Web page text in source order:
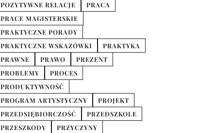
POZYTYWNE RELACJE
PRACA
PRACE MAGISTERSKIE
PRAKTYCZNE PORADY
PRAKTYCZNE WSKAZÓWKI
PRAKTYKA
PRAWNE
PRAWO
PREZENT
PROBLEMY
PROCES
PRODUKTYWNOŚĆ
PROGRAM ARTYSTYCZNY
PROJEKT
PRZEDSIĘBIORCZOŚĆ
PRZEDSZKOLE
PRZESZKODY
PRZYCZYNY